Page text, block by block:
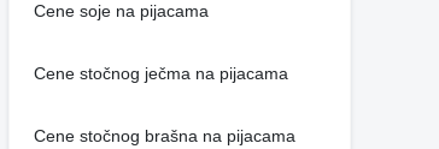
Cene soje na pijacama
Cene stočnog ječma na pijacama
Cene stočnog brašna na pijacama